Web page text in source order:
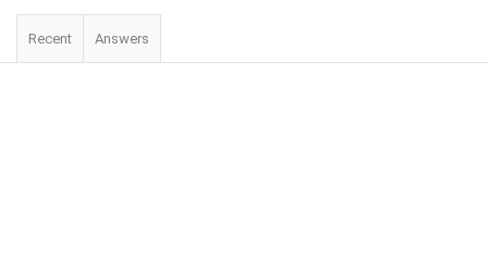
Recent Answers